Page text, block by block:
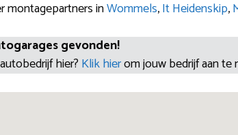
montagepartners inWommels,It Heidenskip,
gevonden!
hier? Klik hierom jouw bedrijf aan te